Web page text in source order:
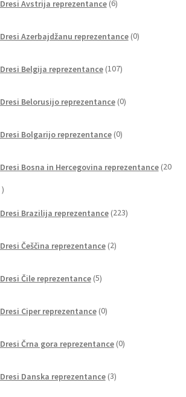
Dresi Avstrija reprezentance 6izdelkov
Dresi Azerbajdžanu reprezentance 0izdelkov
Dresi Belgija reprezentance 107izdelkov
Dresi Belorusijo reprezentance 0izdelkov
Dresi Bolgarijo reprezentance 0izdelkov
Dresi Bosna in Hercegovina reprezentance 20
20
Dresi Brazilija reprezentance 223izdelkov
Dresi Češčina reprezentance 2izdelka
Dresi Čile reprezentance 5izdelkov
Dresi Ciper reprezentance 0izdelkov
Dresi Črna gora reprezentance 0izdelkov
Dresi Danska reprezentance 3izdelki